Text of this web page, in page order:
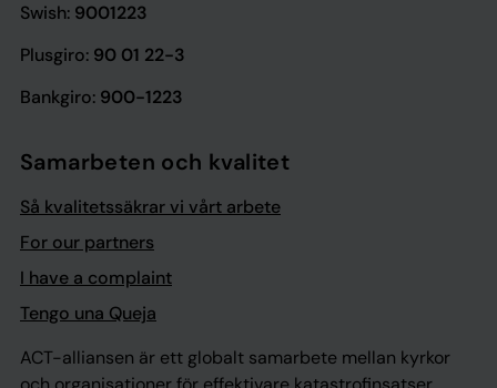
Swish: 9001223
Plusgiro: 90 01 22-3
Bankgiro: 900-1223
Samarbeten och kvalitet
Så kvalitetssäkrar vi vårt arbete
For our partners
I have a complaint
Tengo una Queja
ACT-alliansen är ett globalt samarbete mellan kyrkor